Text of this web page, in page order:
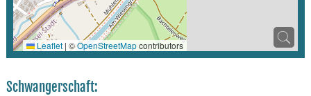
Leaflet | ©OpenStreetMapcontributors
Schwangerschaft: